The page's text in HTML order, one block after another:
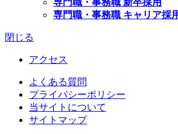
専門職・事務職 キャリア採
閉じる
アクセス
よくある質問
プライバシーポリシー
当サイトについて
サイトマップ